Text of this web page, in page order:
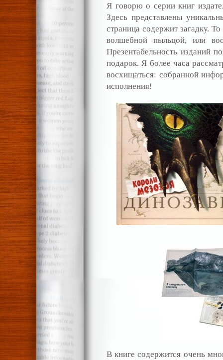
Я говорю о серии книг
Здесь представлены
страница содержит загадку.
волшебной пыльцой, или
Презентабельность изданий
подарок. Я более часа
восхищаться: собранной
исполнения!
В книге содержится очень